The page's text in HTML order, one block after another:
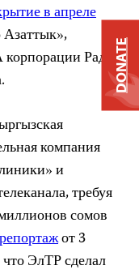
в апреле
Радио
компания
и
требуя
сомов
от 3
ЭлТР сделал
DONATE